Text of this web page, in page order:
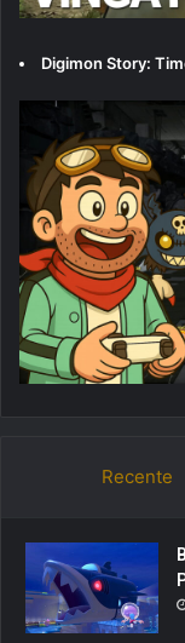
Digimon Story:
Recente